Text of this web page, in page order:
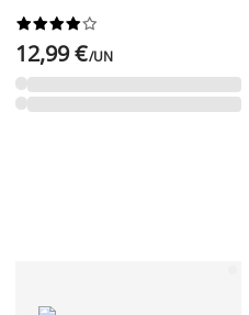






12,99 €/UN